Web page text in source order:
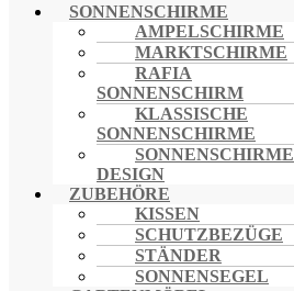
SONNENSCHIRME
AMPELSCHIRME
MARKTSCHIRME
RAFIA
SONNENSCHIRM
KLASSISCHE
SONNENSCHIRME
SONNENSCHIRME
DESIGN
ZUBEHÖRE
KISSEN
SCHUTZBEZÜGE
STÄNDER
SONNENSEGEL